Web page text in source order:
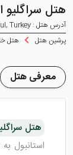
هتل سراگلیو
پرشین هتل
هتل
معرفی هتل
هتل
استانبول